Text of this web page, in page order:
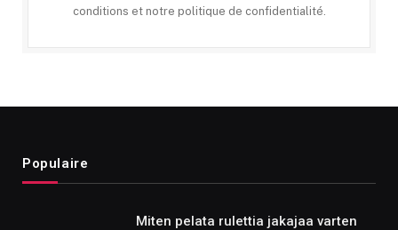
conditions et notre politique de confidentialité.
Populaire
Miten pelata rulettia jakajaa varten